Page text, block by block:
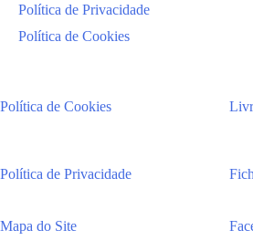
Política de Privacidade
Política de Cookies
Política de Cookies
Política de Privacidade
Mapa do Site